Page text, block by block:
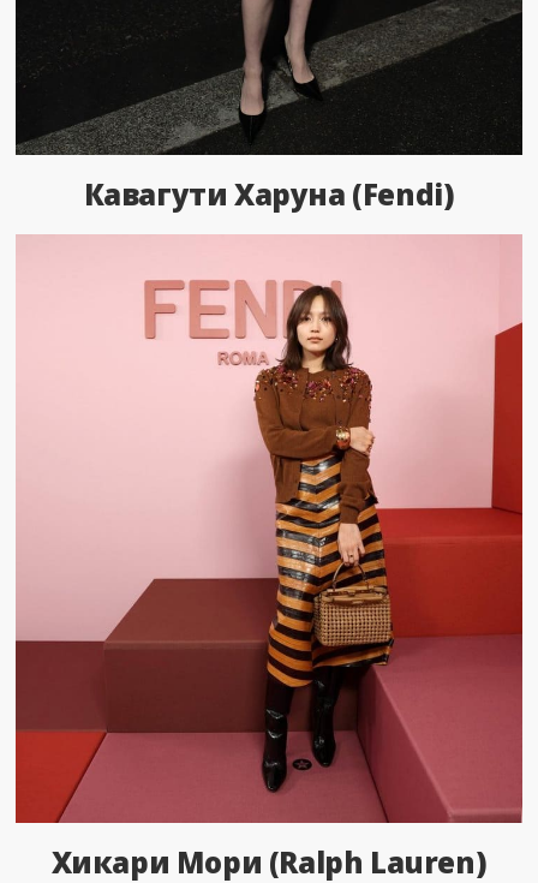
Кавагути Харуна (Fendi)
Хикари Мори (Ralph Lauren)